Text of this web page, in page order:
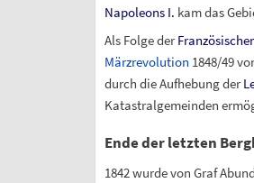
Napoleons I. kam das
Als Folge der
Märzrevolution 1848/49
durch die Aufhebung der
Katastralgemeinden
Ende der letzten
1842 wurde von Graf